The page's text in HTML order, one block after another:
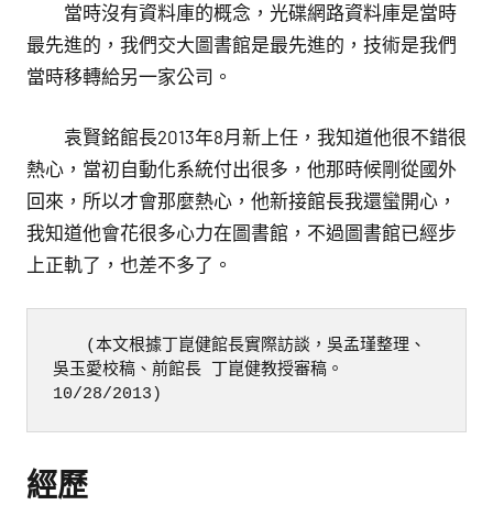
當時沒有資料庫的概念，光碟網路資料庫是當時
最先進的，我們交大圖書館是最先進的，技術是我們
當時移轉給另一家公司。
袁賢銘館長2013年8月新上任，我知道他很不錯很
熱心，當初自動化系統付出很多，他那時候剛從國外
回來，所以才會那麼熱心，他新接館長我還蠻開心，
我知道他會花很多心力在圖書館，不過圖書館已經步
上正軌了，也差不多了。
(本文根據丁崑健館長實際訪談，吳孟瑾整理、
吳玉愛校稿、前館長 丁崑健教授審稿。
10/28/2013)
經歷